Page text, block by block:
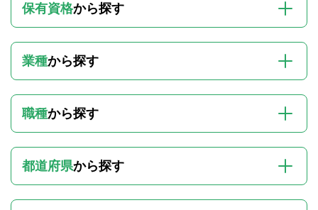
保有資格から探す
業種から探す
職種から探す
都道府県から探す